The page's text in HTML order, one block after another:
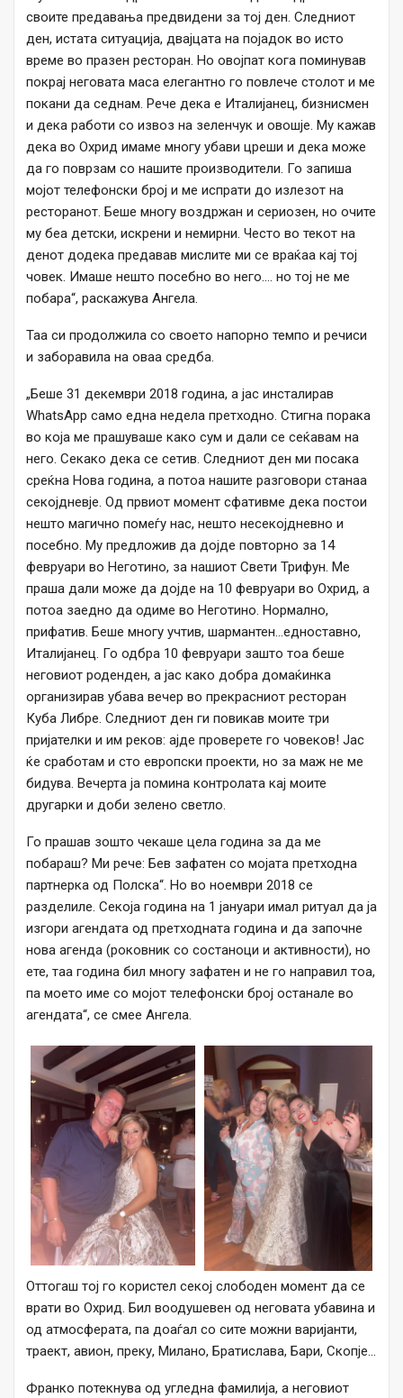
своите предавања предвидени за тој ден. Следниот
ден, истата ситуација, двајцата на појадок во исто
време во празен ресторан. Но овојпат кога поминував
покрај неговата маса елегантно го повлече столот и ме
покани да седнам. Рече дека е Италијанец, бизнисмен
и дека работи со извоз на зеленчук и овошје. Му кажав
дека во Охрид имаме многу убави цреши и дека може
да го поврзам со нашите производители. Го запиша
мојот телефонски број и ме испрати до излезот на
ресторанот. Беше многу воздржан и сериозен, но очите
му беа детски, искрени и немирни. Често во текот на
денот додека предавав мислите ми се враќаа кај тој
човек. Имаше нешто посебно во него…. но тој не ме
побара“, раскажува Ангела.
Таа си продолжила со своето напорно темпо и речиси
и заборавила на оваа средба.
„Беше 31 декември 2018 година, а jас инсталирав
WhatsApp само една недела претходно. Стигна порака
во која ме прашуваше како сум и дали се сеќавам на
него. Секако дека се сетив. Следниот ден ми посака
среќна Нова година, а потоа нашите разговори станаа
секојдневје. Од првиот момент сфативме дека постои
нешто магично помеѓу нас, нешто несекојдневно и
посебно. Му предложив да дојде повторно за 14
февруари во Неготино, за нашиот Свети Трифун. Ме
праша дали може да дојде на 10 февруари во Охрид, а
потоа заедно да одиме во Неготино. Нормално,
прифатив. Беше многу учтив, шармантен…едноставно,
Италијанец. Го одбра 10 февруари зашто тоа беше
неговиот роденден, а јас како добра домаќинка
организирав убава вечер во прекрасниот ресторан
Куба Либре. Следниот ден ги повикав моите три
пријателки и им реков: ајде проверете го човеков! Јас
ќе сработам и сто европски проекти, но за маж не ме
бидува. Вечерта ја помина контролата кај моите
другарки и доби зелено светло.
Го прашав зошто чекаше цела година за да ме
побараш? Ми рече: Бев зафатен со мојата претходна
партнерка од Полска“. Но во ноември 2018 се
разделиле. Секоја година на 1 јануари имал ритуал да ја
изгори агендата од претходната година и да започне
нова агенда (роковник со состаноци и активности), но
ете, таа година бил многу зафатен и не го направил тоа,
па моето име со мојот телефонски број останале во
агендата“, се смее Ангела.
Оттогаш тој го користел секој слободен момент да се
врати во Охрид. Бил воодушевен од неговата убавина и
од атмосферата, па доаѓал со сите можни варијанти,
траект, авион, преку, Милано, Братислава, Бари, Скопје…
Франко потекнува од угледна фамилија, а неговиот